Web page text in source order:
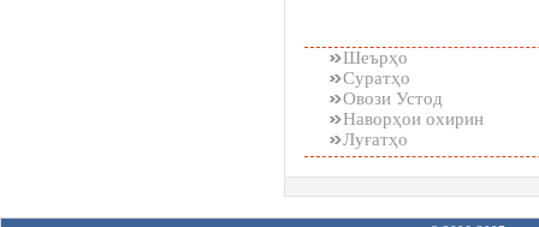
Шеърҳо
Суратҳо
Овози Устод
Наворҳои охирин
Луғатҳо